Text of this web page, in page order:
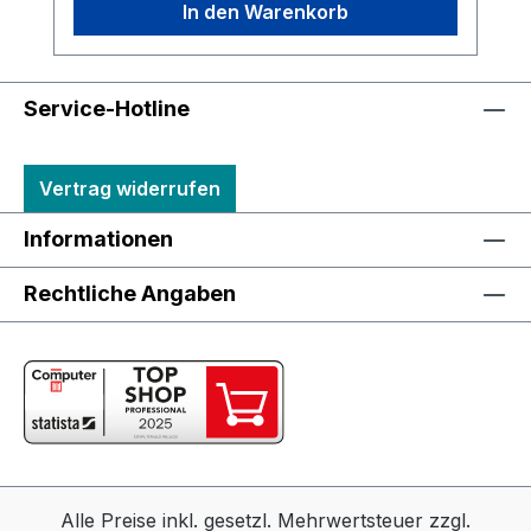
In den Warenkorb
Service-Hotline
Vertrag widerrufen
Informationen
Rechtliche Angaben
Alle Preise inkl. gesetzl. Mehrwertsteuer zzgl.